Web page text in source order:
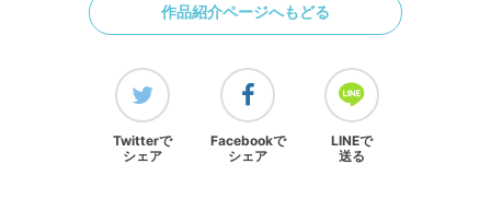
作品紹介ページへもどる
Twitterで
シェア
Facebookで
シェア
LINEで
送る